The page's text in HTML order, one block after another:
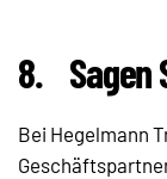
8. Sagen
Bei Hegelmann